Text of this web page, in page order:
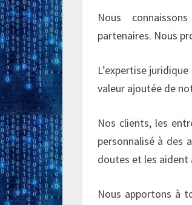
Nous
partenaires. Nous
L’expertise
valeur ajoutée de
Nos clients, les
personnalisé à des
doutes et les aident
Nous apportons à